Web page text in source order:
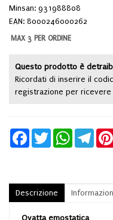
Minsan: 931988808
EAN: 8000246000262
MAX 3 PER ORDINE
Questo prodotto è
Ricordati di inserire il
registrazione per ricevere
FacebookTwitter WhatsApp
Descrizione
Ovatta emostatica